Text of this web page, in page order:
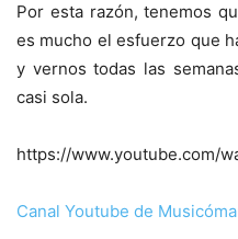
Por esta razón, tenemos
es mucho el esfuerzo que
y vernos todas las
casi sola.
https://www.youtube.com/
Canal Youtube de